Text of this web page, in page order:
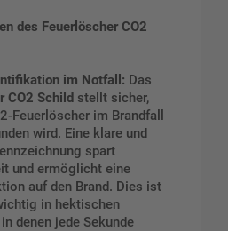
des Feuerlöscher CO2
im Notfall: Das
CO2 Schild stellt sicher,
Feuerlöscher im Brandfall
wird. Eine klare und
spart
und ermöglicht eine
auf den Brand. Dies ist
in hektischen
denen jede Sekunde